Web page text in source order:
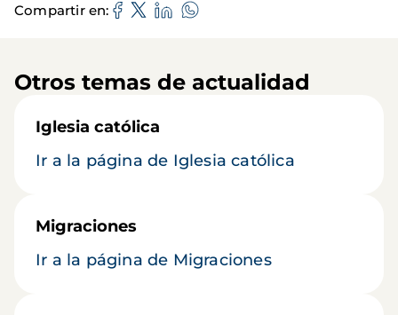
Compartir en
Otros temas de actualidad
Iglesia católica
Ir a la página de Iglesia católica
Migraciones
Ir a la página de Migraciones